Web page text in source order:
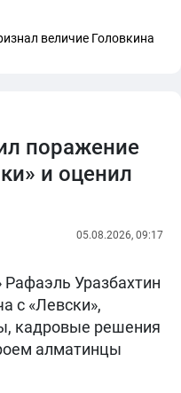
величие Головкина
поражение
и оценил
05.08.2026, 09:17
Рафаэль Уразбахтин
с «Левски»,
кадровые решения
алматинцы